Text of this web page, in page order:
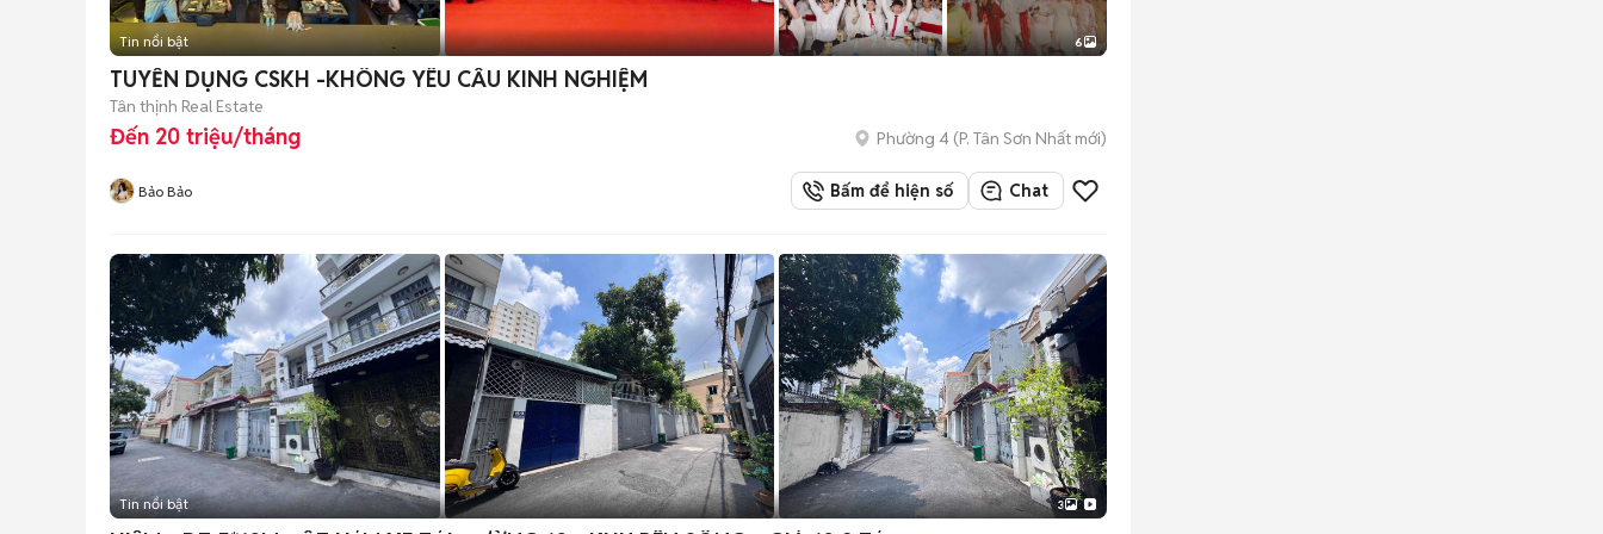
Tin nổi bật 6
TUYỂN DỤNG CSKH -KHÔNG YÊU CẦU KINH NGHIỆM
Tân thịnh Real Estate
Đến 20 triệu/tháng Phường 4 (P. Tân Sơn Nhất mới)
Bảo Bảo Bấm để hiện số Chat
Tin nổi bật 3